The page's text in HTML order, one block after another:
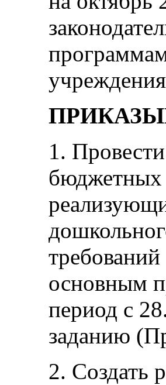
1.
бюджетных
основным
период с
заданию
2. Создать